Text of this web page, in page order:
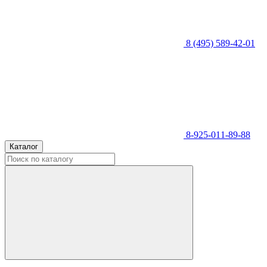
8 (495) 589-42-01
8-925-011-89-88
Каталог